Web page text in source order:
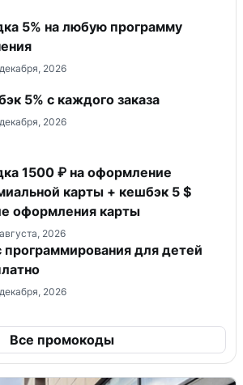
5% на любую программу
2026
5% с каждого заказа
2026
1500 ₽ на оформление
карты + кешбэк 5 $
оформления карты
2026
программирования для детей
2026
Все промокоды